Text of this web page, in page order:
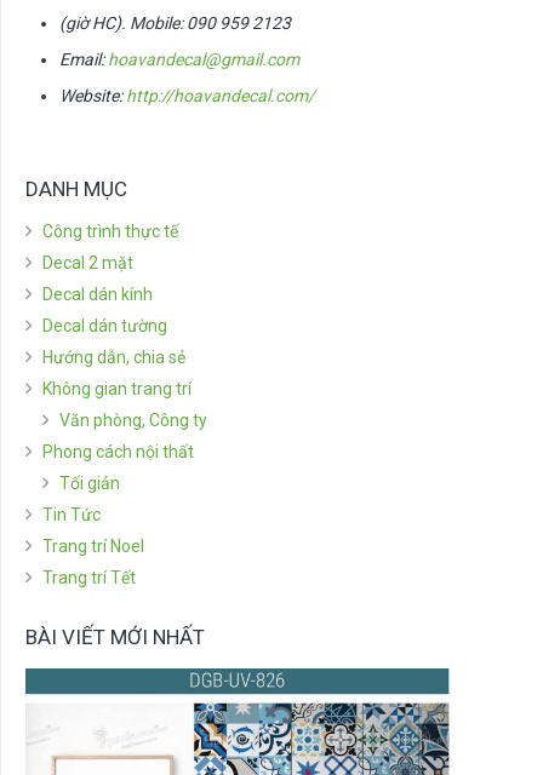
(giờ HC). Mobile: 090 959 2123
Email:hoavandecal@gmail.com
Website:http://hoavandecal.com/
DANH MỤC
Công trình thực tế
Decal 2 mặt
Decal dán kính
Decal dán tường
Hướng dẫn, chia sẻ
Không gian trang trí
Văn phòng, Công ty
Phong cách nội thất
Tối giản
Tin Tức
Trang trí Noel
Trang trí Tết
BÀI VIẾT MỚI NHẤT